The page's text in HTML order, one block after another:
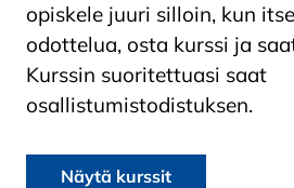
opiskele juuri silloin, kun
odottelua, osta kurssi ja
Kurssin suoritettuasi saat
osallistumistodistuksen.
Näytä kurssit